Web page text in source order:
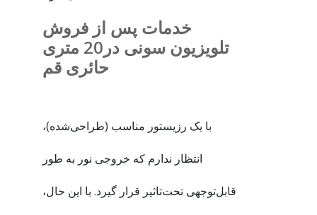
خدمات پس از فروش
تلویزیون سونی در20 متری
حائری قم
با یک رزیستور مناسب (طراحی‌شده)،
انتظار ندارم که خروجی نور به طور
قابل‌توجهی تحت‌تاثیر قرار گیرد. با این حال،